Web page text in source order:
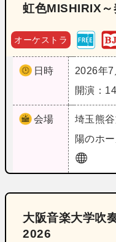
虹色MISHIRIX
オーケストラ
日時
2026年7
開演：
会場 埼玉 熊
陽のホ
大阪音楽大学吹
2026